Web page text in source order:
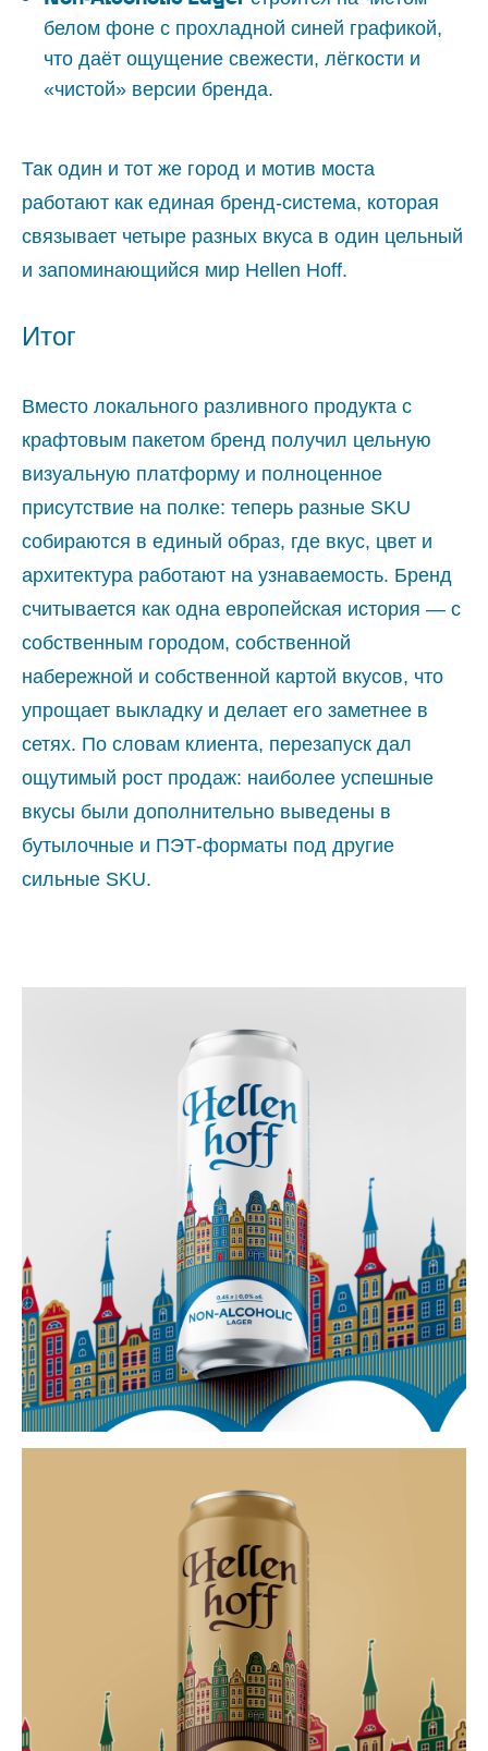
белом фоне с прохладной синей графикой,
что даёт ощущение свежести, лёгкости и
«чистой» версии бренда.
Так один и тот же город и мотив моста
работают как единая бренд‑система, которая
связывает четыре разных вкуса в один цельный
и запоминающийся мир Hellen Hoff.
Итог
Вместо локального разливного продукта с
крафтовым пакетом бренд получил цельную
визуальную платформу и полноценное
присутствие на полке: теперь разные SKU
собираются в единый образ, где вкус, цвет и
архитектура работают на узнаваемость. Бренд
считывается как одна европейская история — с
собственным городом, собственной
набережной и собственной картой вкусов, что
упрощает выкладку и делает его заметнее в
сетях. По словам клиента, перезапуск дал
ощутимый рост продаж: наиболее успешные
вкусы были дополнительно выведены в
бутылочные и ПЭТ‑форматы под другие
сильные SKU.